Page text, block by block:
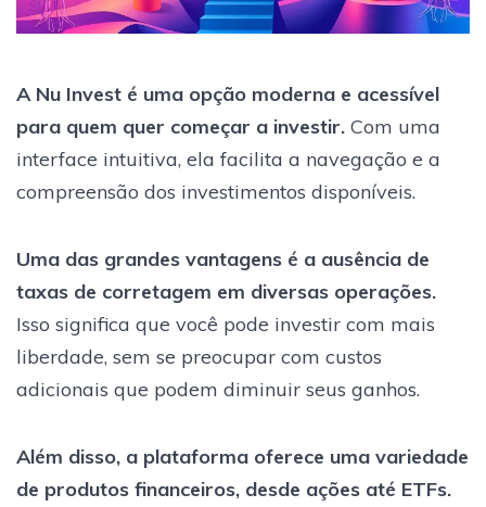
A Nu Invest é uma opção moderna e acessível
para quem quer começar a investir. Com uma
interface intuitiva, ela facilita a navegação e a
compreensão dos investimentos disponíveis.
Uma das grandes vantagens é a ausência de
taxas de corretagem em diversas operações.
Isso significa que você pode investir com mais
liberdade, sem se preocupar com custos
adicionais que podem diminuir seus ganhos.
Além disso, a plataforma oferece uma variedade
de produtos financeiros, desde ações até ETFs.